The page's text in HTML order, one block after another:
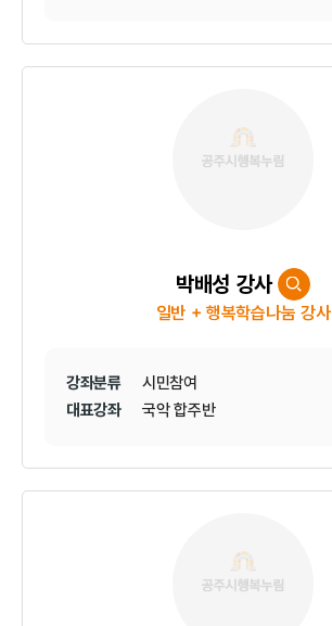
박배성 강사
일반 + 행복학습나눔 강사
강좌분류
시민참여
대표강좌
국악 합주반